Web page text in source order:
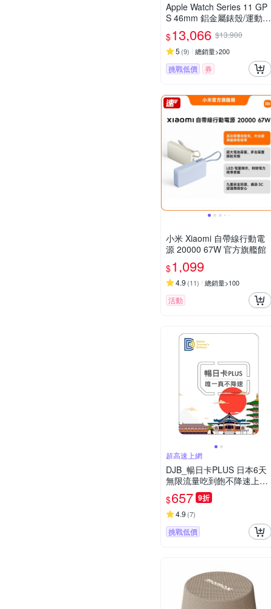
Apple Watch Series 11 GP
S 46mm 鋁金屬錶殼/運動錶
$13,066 $13,900
5 (9) 總銷量>200
挑戰低價 券
小米 Xiaomi 自帶線行動電
源 20000 67W 官方旗艦館
$1,099
4.9 (11) 總銷量>100
活動
超高速上網
DJB_暢日卡PLUS 日本6天
無限流量吃到飽不降速上網
卡
$657 9折
4.9 (7)
挑戰低價